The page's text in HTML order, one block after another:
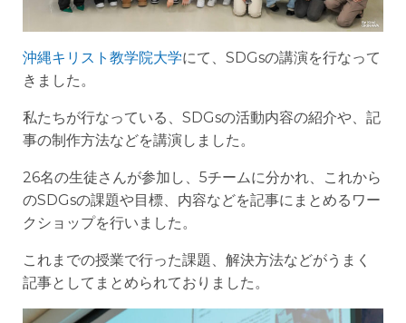
沖縄キリスト教学院大学にて、SDGsの講演を行なって
きました。
私たちが行なっている、SDGsの活動内容の紹介や、記
事の制作方法などを講演しました。
26名の生徒さんが参加し、5チームに分かれ、これから
のSDGsの課題や目標、内容などを記事にまとめるワー
クショップを行いました。
これまでの授業で行った課題、解決方法などがうまく
記事としてまとめられておりました。